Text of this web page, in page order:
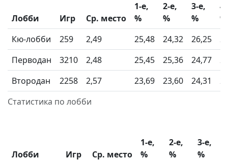
Cтатистика по лобби
Лобби Игр Ср. место
1-e,
%
2-е,
%
3-е,
%
%
Кю-лобби
259 2,49 25,48 24,32 26,25
Перводан
3210 2,48 25,45 25,36 24,77
Втородан
2258 2,57 23,69 23,60 24,31
Лобби Игр Ср. место
1-e,
%
2-е,
%
3-е,
%